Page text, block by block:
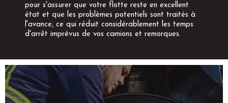
pour s'assurer que votre flotte reste en excellent
état et que les problèmes potentiels sont traités à
l'avance, ce qui réduit considérablement les temps
d'arrêt imprévus de vos camions et remorques.